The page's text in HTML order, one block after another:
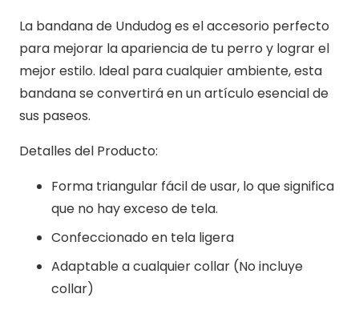
La bandana de Undudog es el accesorio perfecto
para mejorar la apariencia de tu perro y lograr el
mejor estilo. Ideal para cualquier ambiente, esta
bandana se convertirá en un artículo esencial de
sus paseos.
Detalles del Producto:
Forma triangular fácil de usar, lo que significa
que no hay exceso de tela.
Confeccionado en tela ligera
Adaptable a cualquier collar (No incluye
collar)